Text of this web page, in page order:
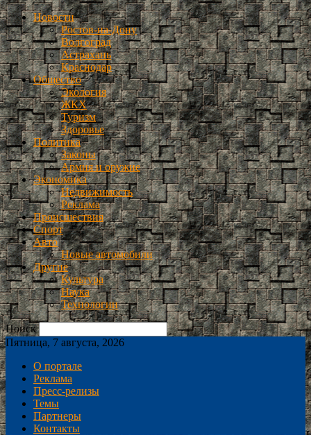
Новости
Ростов-на-Дону
Волгоград
Астрахань
Краснодар
Общество
Экология
ЖКХ
Туризм
Здоровье
Политика
Законы
Армия и оружие
Экономика
Недвижимость
Реклама
Происшествия
Спорт
Авто
Новые автомобили
Другие
Культура
Наука
Технологии
Поиск
Пятница, 7 августа, 2026
О портале
Реклама
Пресс-релизы
Темы
Партнеры
Контакты